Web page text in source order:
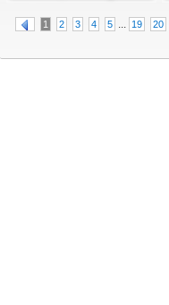
1 2 3 4 5 ... 19 20